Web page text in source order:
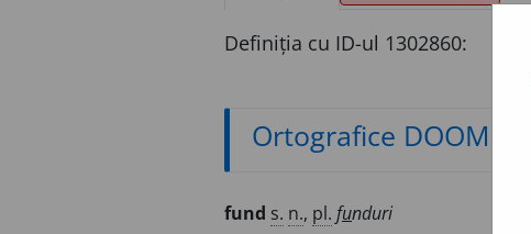
Definiția cu ID-ul 1302860:
Ortografice DOOM
fund s. n., pl. funduri